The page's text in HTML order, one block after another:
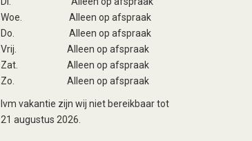
Woe.
Alleen op afspraak
Do.
Alleen op afspraak
Vrij.
Alleen op afspraak
Zat.
Alleen op afspraak
Zo.
Alleen op afspraak
Ivm vakantie zijn wij niet bereikbaar tot
21 augustus 2026.